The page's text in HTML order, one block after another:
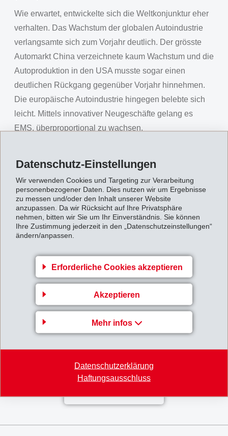
Datenschutz-Einstellungen
Wir verwenden Cookies und Targeting zur Verarbeitung
personenbezogener Daten. Dies nutzen wir um Ergebnisse
zu messen und/oder den Inhalt unserer Website
anzupassen. Da wir Rücksicht auf Ihre Privatsphäre
nehmen, bitten wir Sie um Ihr Einverständnis. Sie können
Ihre Zustimmung jederzeit in den „Datenschutzeinstellungen“
ändern/anpassen.
Erforderliche Cookies akzeptieren
Akzeptieren
Mehr infos
Datenschutzerklärung
Haftungsausschluss
Wie erwartet, entwickelte sich die Weltkonjunktur eher
verhalten. Das Wachstum der globalen Autoindustrie
verlangsamte sich zum Vorjahr deutlich. Der grösste
Automarkt China verzeichnete kaum Wachstum und die
Autoproduktion in den USA musste sogar einen
deutlichen Rückgang gegenüber Vorjahr hinnehmen.
Die europäische Autoindustrie hingegen belebte sich
leicht. Mittels innovativer Neugeschäfte gelang es
EMS, überproportional zu wachsen.
Rohstoffpreise stark nach oben, weshalb
sind. Im August traf Hurricane Harvey das Zentrum der
amerikanischen Chemieindustrie, was zu bedeutenden
Produktionsausfällen und Knappheit in den
nachgelagerten weltweiten Zwischen- und
besonders hohe Priorität auf eine genügende
Rohstoffversorgung und eine zuverlässige
Für dasGesamtjahr 2017erwartet EMS unverändert
einen Nettoumsatz und ein Betriebsergebnis (EBIT)
leicht über Vorjahr.